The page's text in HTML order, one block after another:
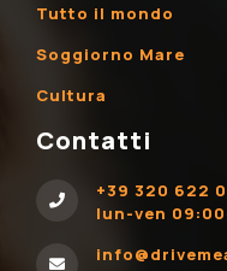
Tutto il mondo
Soggiorno Mare
Cultura
Contatti
+39 320 622
lun-ven